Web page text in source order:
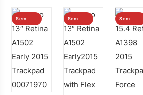
Sem
stock
Sem
stock
Sem
stock